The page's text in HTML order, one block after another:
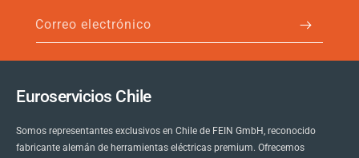
Correo electrónico
Euroservicios Chile
Somos representantes exclusivos en Chile de FEIN GmbH, reconocido
fabricante alemán de herramientas eléctricas premium. Ofrecemos